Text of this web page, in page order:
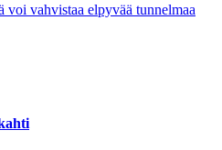
voi vahvistaa elpyvää tunnelmaa